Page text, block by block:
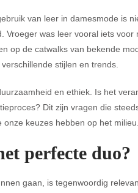
van leer in damesmode is
was leer vooral iets
op de catwalks van bekende
stijlen en trends.
en ethiek. Is het
Dit zijn vragen die
keuzes hebben op het milieu.
perfecte duo?
gaan, is tegenwoordig